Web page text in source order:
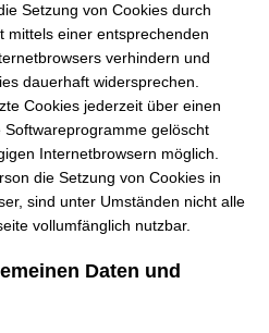
Setzung von Cookies durch
mittels einer entsprechenden
verhindern und
dauerhaft widersprechen.
Cookies jederzeit über einen
gelöscht
Internetbrowsern möglich.
die Setzung von Cookies in
sind unter Umständen nicht alle
vollumfänglich nutzbar.
Daten und